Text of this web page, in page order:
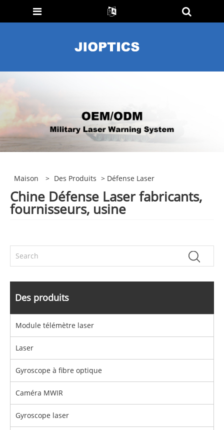
Maison > Des Produits > Défense Laser
Chine Défense Laser fabricants,
fournisseurs, usine
Des produits
Module télémètre laser
Laser
Gyroscope à fibre optique
Caméra MWIR
Gyroscope laser